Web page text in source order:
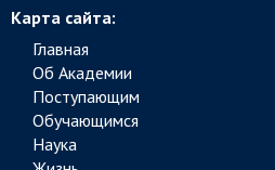
Карта сайта:
Главная
Об Академии
Поступающим
Обучающимся
Наука